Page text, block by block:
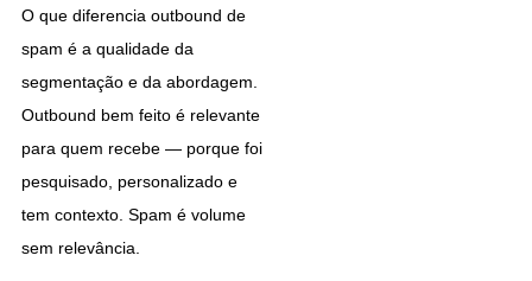
O que diferencia outbound de
spam é a qualidade da
segmentação e da abordagem.
Outbound bem feito é relevante
para quem recebe — porque foi
pesquisado, personalizado e
tem contexto. Spam é volume
sem relevância.